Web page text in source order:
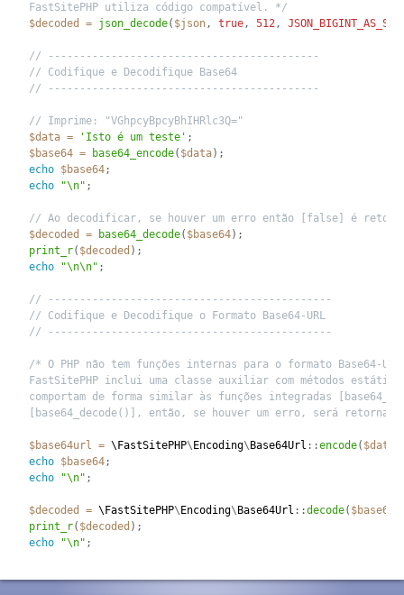
FastSitePHP utiliza código compatível. */
$decoded
= json_decode( $json, true, 512,
// -------------------------------------------
// Codifique e Decodifique Base64
// -------------------------------------------
// Imprime: "VGhpcyBpcyBhIHRlc3Q="
$data = 'Isto é um teste' ;
$base64 = base64_encode( $data) ;
echo $base64;
echo
"\n" ;
// Ao decodificar, se houver um erro então [false] é
$decoded
= base64_decode( $base64) ;
print_r( $decoded ) ;
echo
"\n\n" ;
// ---------------------------------------------
// Codifique e Decodifique o Formato Base64-URL
// ---------------------------------------------
/* O PHP não tem funções internas para o formato Base64-
FastSitePHP inclui uma classe auxiliar com métodos
comportam de forma similar às funções integradas
[base64_decode()], então, se houver um erro, será
$base64url = \ FastSitePHP\ Encoding\ Base64Url : :encode( $data
echo $base64;
echo
"\n" ;
$decoded = \ FastSitePHP\ Encoding\ Base64Url : :decode(
print_r( $decoded ) ;
echo
"\n" ;